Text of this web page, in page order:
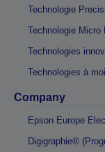
Technologie
Technologie Micro
Technologies
Technologies à
Company
Epson Europe
Digigraphie®